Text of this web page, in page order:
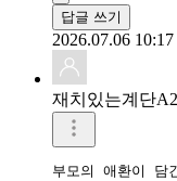
답글 쓰기
2026.07.06 10:17
재치있는계단
부모의 애환이 담